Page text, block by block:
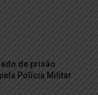
de prisão
Polícia Militar